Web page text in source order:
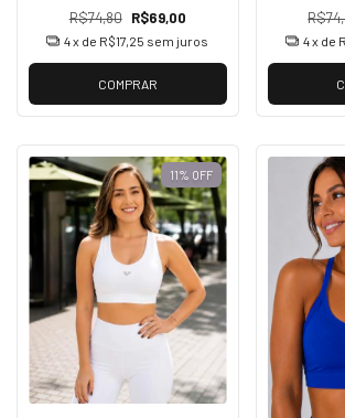
R$74,80 R$69,00
4x de R$17,25 sem juros
COMPRAR
4x de
11% OFF